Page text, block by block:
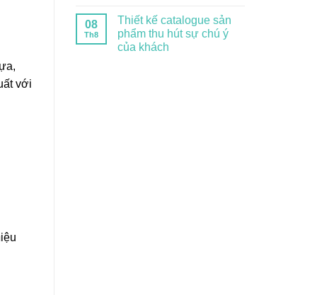
với
08
Th8
Thiết kế catalogue sản
phẩm thu hút sự chú ý
của khách